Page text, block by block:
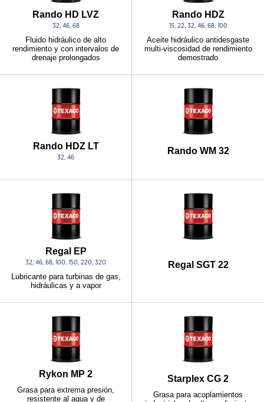
Rando HD LVZ
32, 46, 68
Fluido hidráulico de alto
rendimiento y con intervalos de
drenaje prolongados
Rando HDZ
15, 22, 32, 46, 68, 100
Aceite hidráulico antidesgaste
multi-viscosidad de rendimiento
demostrado
Rando HDZ LT
32, 46
Rando WM 32
Regal EP
32, 46, 68, 100, 150, 220, 320
Lubricante para turbinas de gas,
hidráulicas y a vapor
Regal SGT 22
Rykon MP 2
Grasa para extrema presión,
resistente al agua y de
Starplex CG 2
Grasa para acoplamientos